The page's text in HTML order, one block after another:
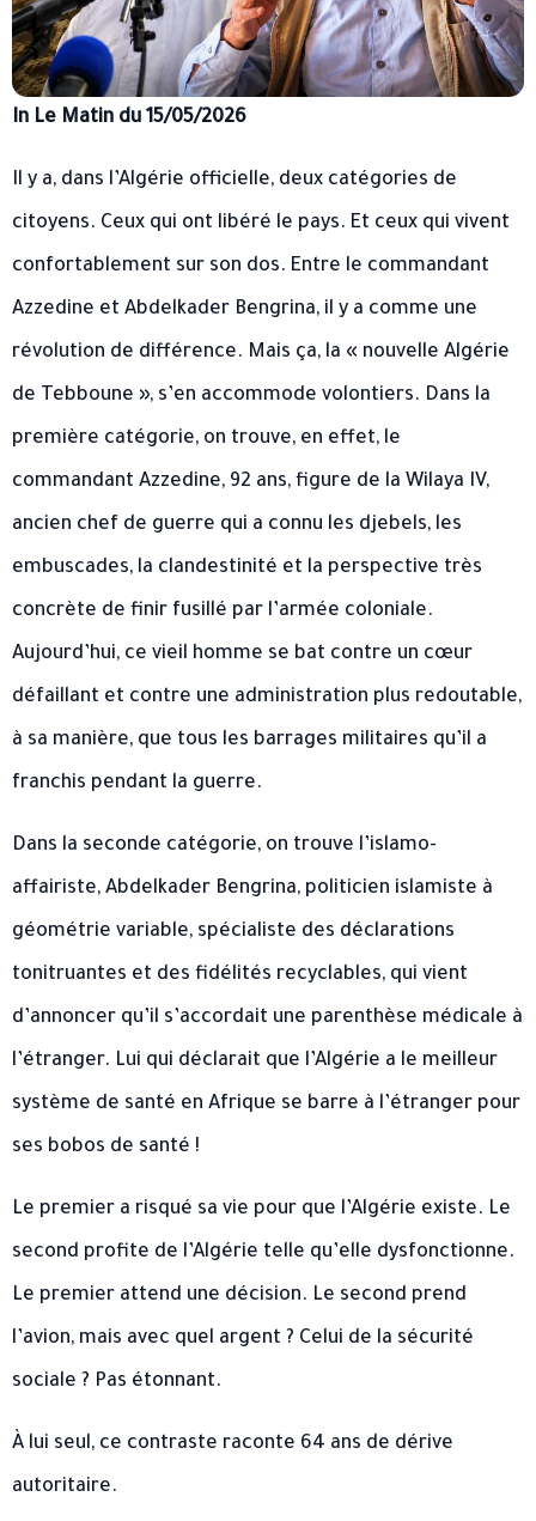
In Le Matin du 15/05/2026
Il y a, dans l’Algérie officielle, deux catégories de
citoyens. Ceux qui ont libéré le pays. Et ceux qui vivent
confortablement sur son dos. Entre le commandant
Azzedine et Abdelkader Bengrina, il y a comme une
révolution de différence. Mais ça, la « nouvelle Algérie
de Tebboune », s’en accommode volontiers. Dans la
première catégorie, on trouve, en effet, le
commandant Azzedine, 92 ans, figure de la Wilaya IV,
ancien chef de guerre qui a connu les djebels, les
embuscades, la clandestinité et la perspective très
concrète de finir fusillé par l’armée coloniale.
Aujourd’hui, ce vieil homme se bat contre un cœur
défaillant et contre une administration plus redoutable,
à sa manière, que tous les barrages militaires qu’il a
franchis pendant la guerre.
Dans la seconde catégorie, on trouve l’islamo-
affairiste, Abdelkader Bengrina, politicien islamiste à
géométrie variable, spécialiste des déclarations
tonitruantes et des fidélités recyclables, qui vient
d’annoncer qu’il s’accordait une parenthèse médicale à
l’étranger. Lui qui déclarait que l’Algérie a le meilleur
système de santé en Afrique se barre à l’étranger pour
ses bobos de santé !
Le premier a risqué sa vie pour que l’Algérie existe. Le
second profite de l’Algérie telle qu’elle dysfonctionne.
Le premier attend une décision. Le second prend
l’avion, mais avec quel argent ? Celui de la sécurité
sociale ? Pas étonnant.
À lui seul, ce contraste raconte 64 ans de dérive
autoritaire.